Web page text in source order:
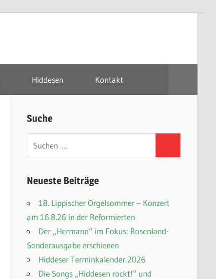
Hiddesen Kontakt
Suche
Neueste Beiträge
18. Lippischer Orgelsommer – Konzert
am 16.8.26 in der Reformierten
Der „Hermann“ im Fokus: Rosenland-
Sonderausgabe erschienen
Hiddeser Terminkalender 2026
Die Songs „Hiddesen rockt!“ und